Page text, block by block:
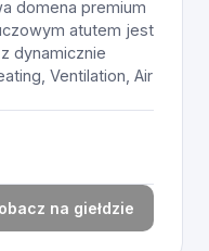
domena premium
atutem jest
dynamicznie
Ventilation, Air
na giełdzie